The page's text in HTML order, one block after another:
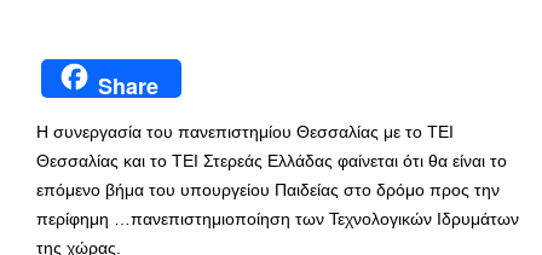
Share
Η συνεργασία του πανεπιστημίου Θεσσαλίας με το ΤΕΙ
Θεσσαλίας και το ΤΕΙ Στερεάς Ελλάδας φαίνεται ότι θα είναι το
επόμενο βήμα του υπουργείου Παιδείας στο δρόμο προς την
περίφημη …πανεπιστημιοποίηση των Τεχνολογικών Ιδρυμάτων
της χώρας.